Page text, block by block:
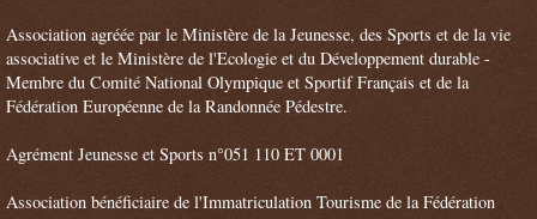
Association agréée par le Ministère de la Jeunesse, des Sports et de la vie
associative et le Ministère de l'Ecologie et du Développement durable -
Membre du Comité National Olympique et Sportif Français et de la
Fédération Européenne de la Randonnée Pédestre.
Agrément Jeunesse et Sports n°051 110 ET 0001
Association bénéficiaire de l'Immatriculation Tourisme de la Fédération